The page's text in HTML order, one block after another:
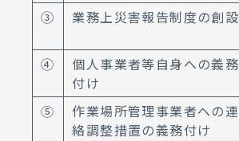
③
業務上災害報告制度の創設
④
個人事業者等自身への義務
付け
⑤
作業場所管理事業者への連
絡調整措置の義務付け